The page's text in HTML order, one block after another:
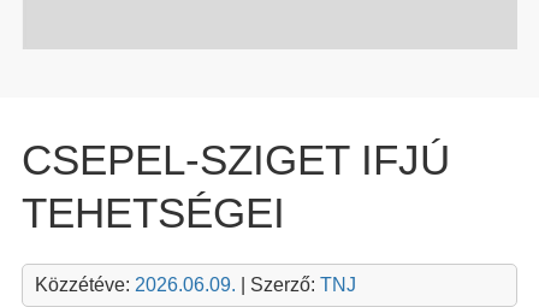
CSEPEL-SZIGET IFJÚ
TEHETSÉGEI
Közzétéve: 2026.06.09. | Szerző: TNJ